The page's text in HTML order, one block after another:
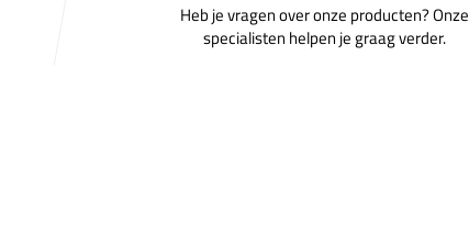
Heb je vragen over onze producten? Onze
specialisten helpen je graag verder.